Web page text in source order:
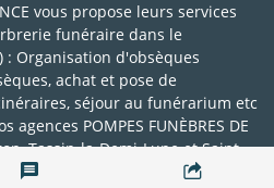
vous propose leurs services
funéraire dans le
: Organisation d'obsèques
achat et pose de
séjour au funérarium etc
POMPES FUNÈBRES DE
Tassin-la-Demi-Lune et Saint-